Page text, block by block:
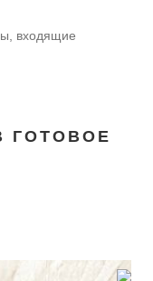
входящие
ГОТОВОЕ